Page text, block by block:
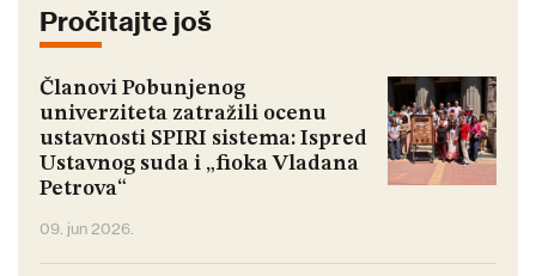
Pročitajte još
Članovi Pobunjenog
univerziteta zatražili ocenu
ustavnosti SPIRI sistema: Ispred
Ustavnog suda i „fioka Vladana
Petrova“
09. jun 2026.